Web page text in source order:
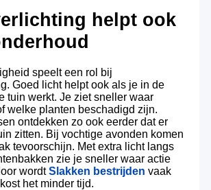
helpt ook
speelt een rol bij
Goed licht helpt ook als je in de
tuin werkt. Je ziet sneller waar
welke planten beschadigd zijn.
ontdekken zo ook eerder dat er
zitten. Bij vochtige avonden komen
tevoorschijn. Met extra licht langs
zie je sneller waar actie
wordtSlakken bestrijden vaak
het minder tijd.